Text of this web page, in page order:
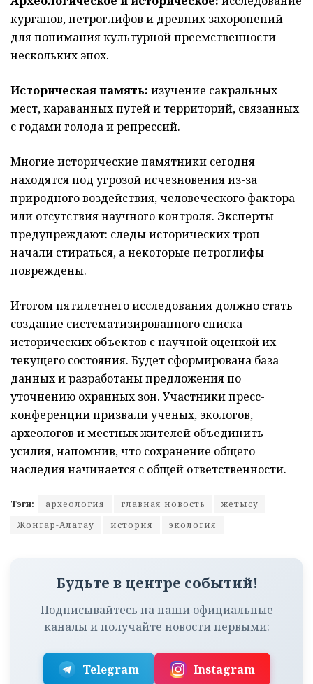
курганов, петроглифов и древних захоронений
для понимания культурной преемственности
нескольких эпох.
Историческая память: изучение сакральных
мест, караванных путей и территорий, связанных
с годами голода и репрессий.
Многие исторические памятники сегодня
находятся под угрозой исчезновения из-за
природного воздействия, человеческого фактора
или отсутствия научного контроля. Эксперты
предупреждают: следы исторических троп
начали стираться, а некоторые петроглифы
повреждены.
Итогом пятилетнего исследования должно стать
создание систематизированного списка
исторических объектов с научной оценкой их
текущего состояния. Будет сформирована база
данных и разработаны предложения по
уточнению охранных зон. Участники пресс-
конференции призвали ученых, экологов,
археологов и местных жителей объединить
усилия, напомнив, что сохранение общего
наследия начинается с общей ответственности.
Тэги: археология главная новость
жетысу
Жонгар-Алатау
история экология
Будьте в центре событий!
Подписывайтесь на наши официальные
каналы и получайте новости первыми:
Telegram Instagram